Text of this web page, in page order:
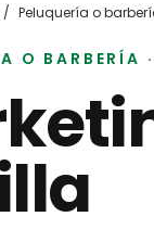
/ Peluquería o
O BARBERÍA ·